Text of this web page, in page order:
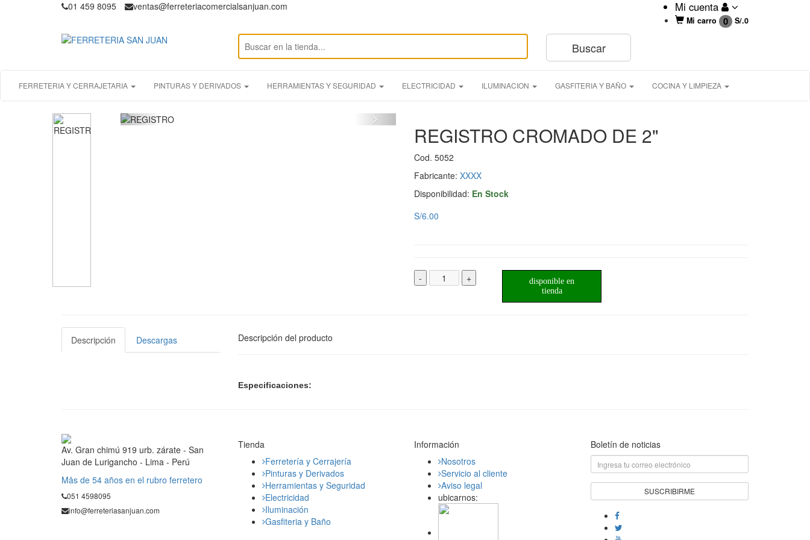
01 459 8095 ventas@ferreteriacomercialsanjuan.com Mi cuenta
Mi carro 0 S/.0
FERRETERIA Y CERRAJETARIA PINTURAS Y DERIVADOS HERRAMIENTAS Y SEGURIDAD ELECTRICIDAD ILUMINACION GASFITERIA Y BAÑO COCINA Y LIMPIEZA
REGISTRO CROMADO DE 2"
Cod. 5052
Fabricante: XXXX
Disponibilidad: En Stock
S/6.00
- +
disponible en
tienda
Descripción Descargas Descripción del producto
Especificaciones:
Av. Gran chimú 919 urb. zárate - San
Juan de Lurigancho - Lima - Perú
Mås de 54 años en el rubro ferretero
051 4598095
info@ferreteriasanjuan.com
Tienda
Ferretería y Cerrajería
Pinturas y Derivados
Herramientas y Seguridad
Electricidad
Iluminación
Gasfiteria y Baño
Información
Nosotros
Servicio al cliente
Aviso legal
ubicarnos:
Boletín de noticias